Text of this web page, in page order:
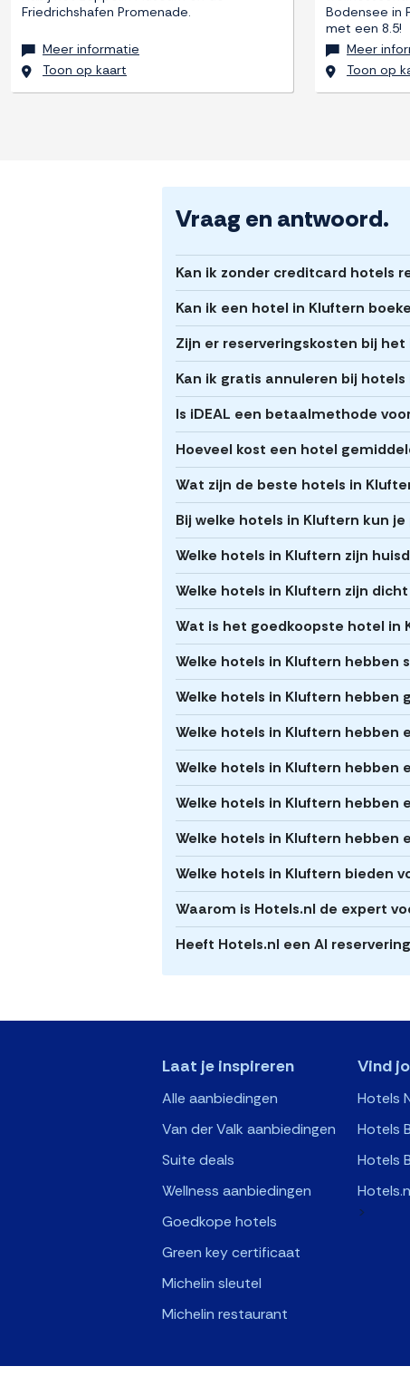
Friedrichshafen Promenade.
Meer informatie
Toon op kaart
Bodensee in
met een 8.5!
Meer
Toon op
Vraag en antwoord.
Kan ik zonder creditcard hotels
Kan ik een hotel in Kluftern
Zijn er reserveringskosten bij
Kan ik gratis annuleren bij hotels
Is iDEAL een betaalmethode
Hoeveel kost een hotel
Wat zijn de beste hotels in
Bij welke hotels in Kluftern kun je
Welke hotels in Kluftern zijn
Welke hotels in Kluftern zijn
Wat is het goedkoopste hotel in
Welke hotels in Kluftern hebben
Welke hotels in Kluftern hebben
Welke hotels in Kluftern hebben
Welke hotels in Kluftern hebben
Welke hotels in Kluftern hebben
Welke hotels in Kluftern hebben
Welke hotels in Kluftern bieden
Waarom is Hotels.nl de expert
Heeft Hotels.nl een AI
Laat je inspireren
Alle aanbiedingen
Van der Valk aanbiedingen
Suite deals
Wellness aanbiedingen
Goedkope hotels
Green key certificaat
Michelin sleutel
Michelin restaurant
Vind
Hotels
Hotels
Hotels
>